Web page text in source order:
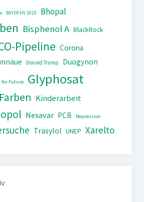
BAYER HV 2019 Bhopal
Bisphenol A BlackRock
Pipeline Corona
Donald Trump
Duogynon
for Future Glyphosat
Kinderarbeit
Nexavar PCB Repression
Trasylol UNEP Xarelto